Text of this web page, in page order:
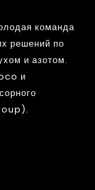
команда
решений по
и азотом.
и